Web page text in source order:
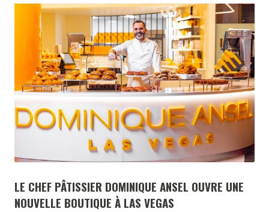
LE CHEF PÂTISSIER DOMINIQUE ANSEL OUVRE UNE
NOUVELLE BOUTIQUE À LAS VEGAS